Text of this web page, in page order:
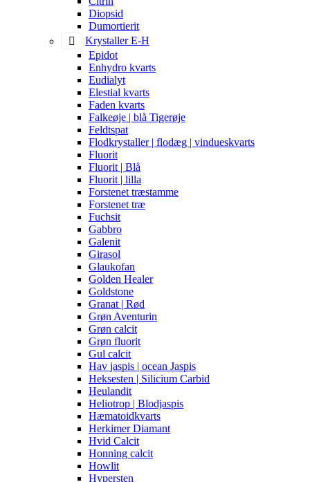
Diopsid
Dumortierit
Krystaller E-H
Epidot
Enhydro kvarts
Eudialyt
Elestial kvarts
Faden kvarts
Falkeøje | blå Tigerøje
Feldtspat
Flodkrystaller | flodæg | vindueskvarts
Fluorit
Fluorit | Blå
Fluorit | lilla
Forstenet træstamme
Forstenet træ
Fuchsit
Gabbro
Galenit
Girasol
Glaukofan
Golden Healer
Goldstone
Granat | Rød
Grøn Aventurin
Grøn calcit
Grøn fluorit
Gul calcit
Hav jaspis | ocean Jaspis
Heksesten | Silicium Carbid
Heulandit
Heliotrop | Blodjaspis
Hæmatoidkvarts
Herkimer Diamant
Hvid Calcit
Honning calcit
Howlit
Hypersten